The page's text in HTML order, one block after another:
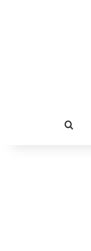
بحث عن